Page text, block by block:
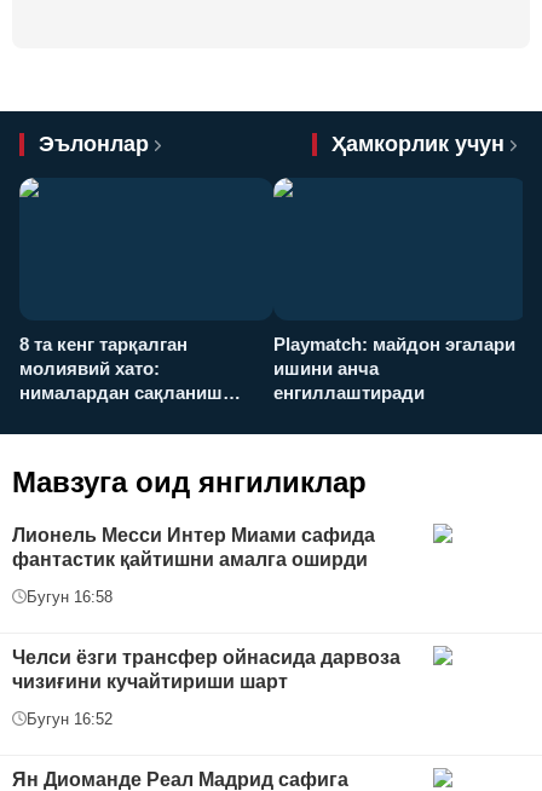
Эълонлар Ҳамкорлик учун
8 та кенг тарқалган
молиявий хато:
нималардан сақланиш
Playmatch: майдон эгалари
ишини анча
енгиллаштиради
Мавзуга оид янгиликлар
Лионель Месси Интер Миами сафида
фантастик қайтишни амалга оширди
Бугун 16:58
Челси ёзги трансфер ойнасида дарвоза
чизиғини кучайтириши шарт
Бугун 16:52
Ян Диоманде Реал Мадрид сафига